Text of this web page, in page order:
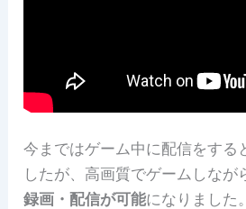
今まではゲーム中に配信をする
したが、高画質でゲームしなが
録画・配信が可能になりました。